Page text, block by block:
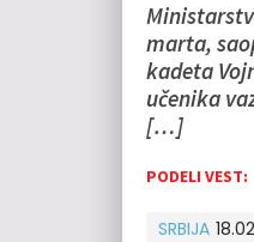
marta,
kadeta
učenika
[…]
PODELI VEST:
SRBIJA